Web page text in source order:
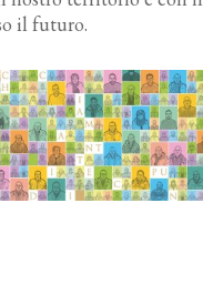
il futuro.